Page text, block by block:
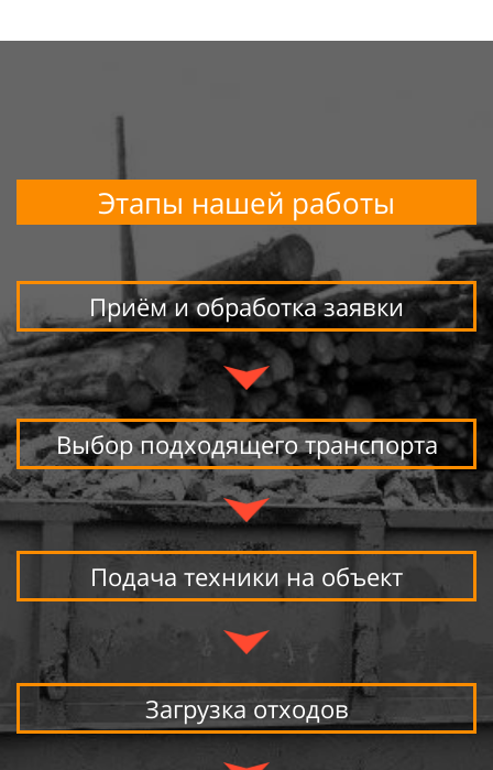
Этапы нашей работы
Приём и обработка заявки
Выбор подходящего транспорта
Подача техники на объект
Загрузка отходов